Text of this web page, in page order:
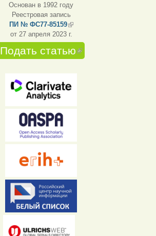
Основан в 1992 году
Реестровая запись
ПИ № ФС77-85159(внешняя ссылка)
от 27 апреля 2023 г.
Подать статью